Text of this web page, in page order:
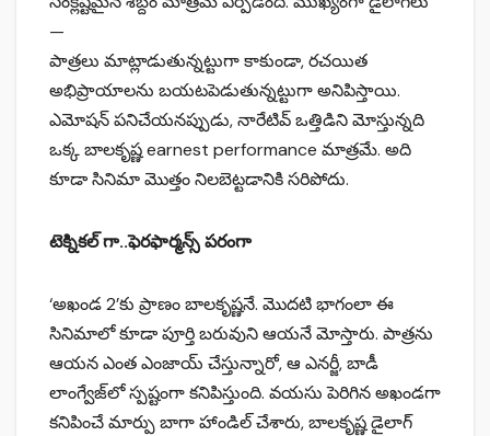
—
పాత్రలు మాట్లాడుతున్నట్టుగా కాకుండా, రచయిత
అభిప్రాయాలను బయటపెడుతున్నట్టుగా అనిపిస్తాయి.
ఎమోషన్ పనిచేయనప్పుడు, నారేటివ్ ఒత్తిడిని మోస్తున్నది
ఒక్క బాలకృష్ణ earnest performance మాత్రమే. అది
కూడా సినిమా మొత్తం నిలబెట్టడానికి సరిపోదు.
టెక్నికల్ గా..ఫెరఫార్మన్స్ పరంగా
‘అఖండ 2’కు ప్రాణం బాలకృష్ణనే. మొదటి భాగంలా ఈ
సినిమాలో కూడా పూర్తి బరువుని ఆయనే మోస్తారు. పాత్రను
ఆయన ఎంత ఎంజాయ్ చేస్తున్నారో, ఆ ఎనర్జీ, బాడీ
లాంగ్వేజ్‌లో స్పష్టంగా కనిపిస్తుంది. వయసు పెరిగిన అఖండగా
కనిపించే మార్పు బాగా హాండిల్ చేశారు, బాలకృష్ణ డైలాగ్